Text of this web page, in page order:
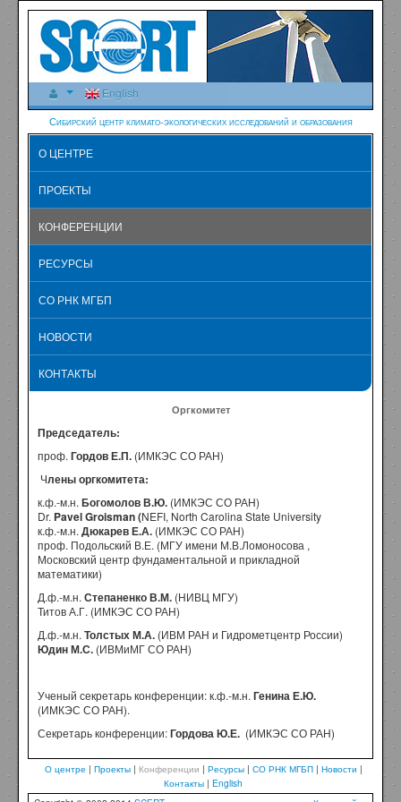
English
Сибирский центр климато-экологических исследований и образования
О ЦЕНТРЕ
ПРОЕКТЫ
КОНФЕРЕНЦИИ
РЕСУРСЫ
СО РНК МГБП
НОВОСТИ
КОНТАКТЫ
Оргкомитет
Председатель:
проф. Гордов Е.П. (ИМКЭС СО РАН)
Члены оргкомитета:
к.ф.-м.н. Богомолов В.Ю. (ИМКЭС СО РАН)
Dr. Pavel Groisman(NEFI, North Carolina State University
к.ф.-м.н. Дюкарев Е.А. (ИМКЭС СО РАН)
проф. Подольский В.Е. (МГУ имени М.В.Ломоносова ,
Московский центр фундаментальной и прикладной
математики)
Д.ф.-м.н. Степаненко В.М. (НИВЦ МГУ)
Титов А.Г. (ИМКЭС СО РАН)
Д.ф.-м.н. Толстых М.А. (ИВМ РАН и Гидрометцентр России)
Юдин М.С. (ИВМиМГ СО РАН)
Ученый секретарь конференции: к.ф.-м.н. Генина Е.Ю.
(ИМКЭС СО РАН).
Секретарь конференции:Гордова Ю.Е. (ИМКЭС СО РАН)
О центре | Проекты| Конференции | Ресурсы| СО РНК МГБП| Новости |
Контакты | English